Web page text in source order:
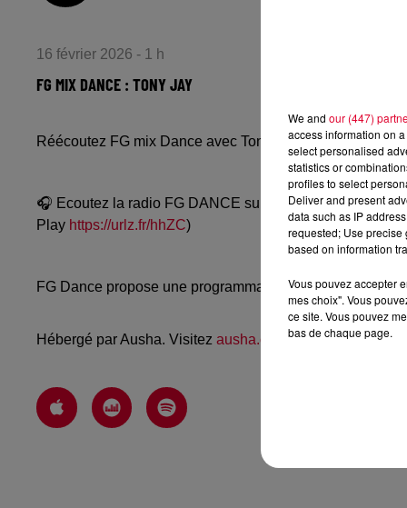
16 février 2026 - 1 h
FG MIX DANCE : TONY JAY
Réécoutez FG mix Dance avec Tony Jay du dimanche
🎧 Ecoutez la radio FG DANCE sur
www.radiofg.com/fg-
Play https://urlz.fr/hhZC)
FG Dance propose une programmation dance, EDM,
Hébergé par Ausha. Visitez ausha.co/politique-de-
We and our (447)
access information on
select personalised
statistics or
profiles to select
Deliver and present
data such as IP
requested; Use precise
based on information
Vous pouvez accepter
mes choix". Vous
ce site. Vous pouvez
bas de chaque page.